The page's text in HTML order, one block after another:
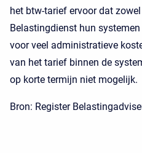
het btw-tarief ervoor dat
Belastingdienst hun
voor veel administratieve
van het tarief binnen de
op korte termijn niet mogelijk.
Bron: Register